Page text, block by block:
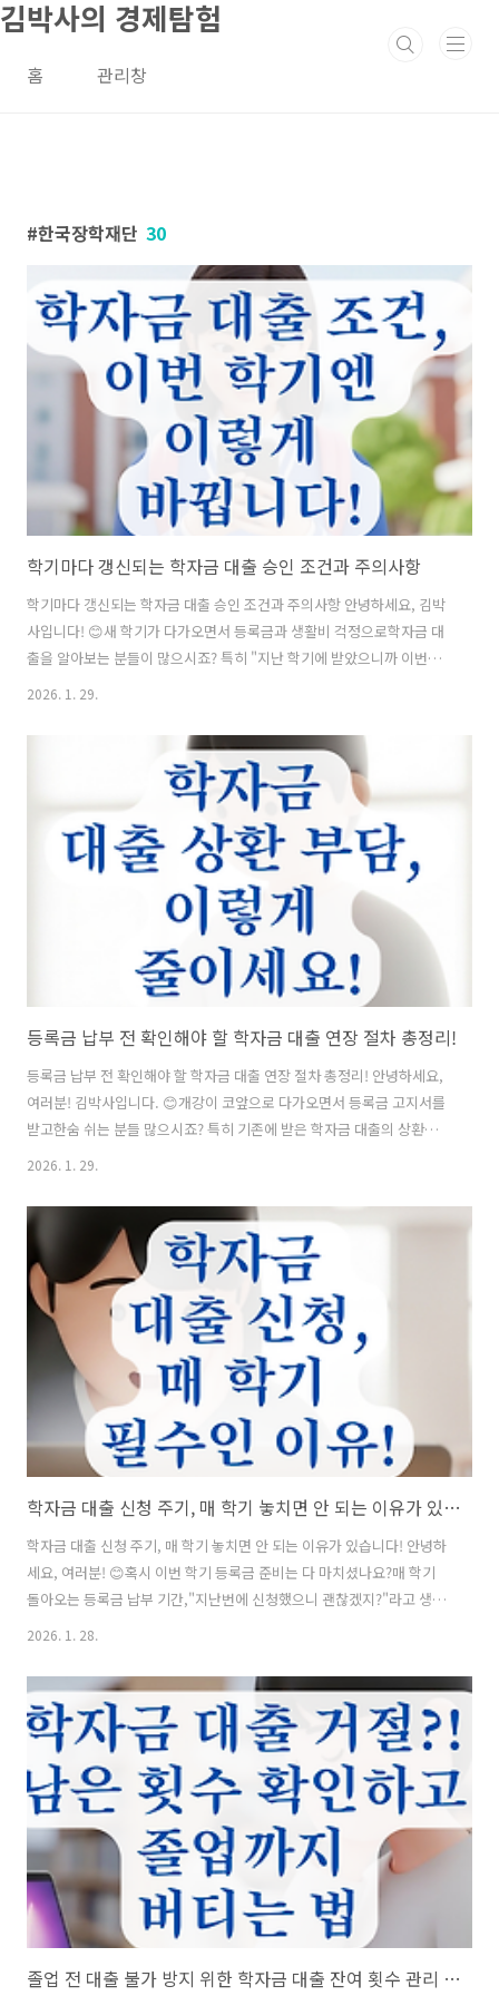
본문 바로가기
김박사의 경제탐험
홈 관리창
한국장학재단 30
학기마다 갱신되는 학자금 대출 승인 조건과 주의사항
학기마다 갱신되는 학자금 대출 승인 조건과 주의사항 안녕하세요, 김박
사입니다! 😊새 학기가 다가오면서 등록금과 생활비 걱정으로학자금 대
출을 알아보는 분들이 많으시죠? 특히 "지난 학기에 받았으니까 이번에
도 자동으로 되겠지?"라고 생각하다가낭패를 보는 경우가 종종 있어요.
계셨나요? 오늘은 2026년 1학기 기준으로 확 달라진 조건부터필수 체크
리스트까지 꼼꼼하게 정리해 드릴게요.바로 시작해 볼까요? 📋 목차학
자금 대출, 자동 갱신이 안 된다고? 🤔2026년 1학기, 무엇이 달라졌나?
🆕대출 승인을 위한 핵심 성적·이수 학점 기준 💯소득 구간과 대출 가능
여부 확인하기 💰신청 기간과 거절 시 대처 방법 (특별승인) 📅자주 묻는
2026. 1. 29.
등록금 납부 전 확인해야 할 학자금 대출 연장 절차 총정리!
등록금 납부 전 확인해야 할 학자금 대출 연장 절차 총정리! 안녕하세요,
여러분! 김박사입니다. 😊개강이 코앞으로 다가오면서 등록금 고지서를
받고한숨 쉬는 분들 많으시죠? 특히 기존에 받은 학자금 대출의 상환일
이 다가와서,혹은 당장 갚아야 할 돈 때문에 이번 학기 등록이 걱정되는
자금 대출 연장(기간 변경) 및 상환 유예 절차를최신 기준으로 완벽하게
정리해 드릴게요. 내 상황에 딱 맞는 방법을 찾아보세요! 🔍 📋 목차학자
금 대출 '연장'의 3가지 의미 🤔방법 1: 일반상환 대출 거치기간 연장 📅
방법 2: 취업 후 상환 전환대출 (강력 추천) ⭐방법 3: 특별상환유예제도
(경제적 곤란) 🆘신청 방법 및 필수 체크리스트 ✅자주 ..
2026. 1. 29.
학자금 대출 신청 주기, 매 학기 놓치면 안 되는 이유가 있습니다!
학자금 대출 신청 주기, 매 학기 놓치면 안 되는 이유가 있습니다! 안녕하
세요, 여러분! 😊혹시 이번 학기 등록금 준비는 다 마치셨나요?매 학기
돌아오는 등록금 납부 기간,"지난번에 신청했으니 괜찮겠지?"라고 생각
하다가낭패를 보는 경우가 종종 있어요.오늘은 학자금 대출을 왜 매 학기
드릴게요! 바로 시작해 볼까요? 📋 목차매 학기 신청해야 하는 진짜 이유
🤔1학기 필수 신청 일정 📅취업 후 상환 vs 일반 상환 비교 ⚖️신청만 하
면 끝? '실행'의 중요성 ⚠️신청 절차 및 필수 체크리스트 ✅자주 묻는 질
문 (FAQ) ❓ 그럼, 왜 학자금 대출을 한 번만 신청하면 안 되고 매번 해야
하는지 그 이유부터 살펴볼게요!매 학기 신청해야..
2026. 1. 28.
졸업 전 대출 불가 방지 위한 학자금 대출 잔여 횟수 관리 노하우